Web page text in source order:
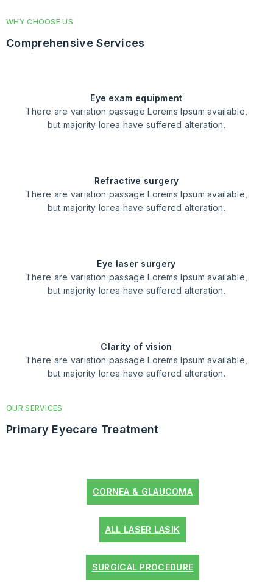
WHY CHOOSE US
Comprehensive Services
eye exam equipment
There are variation passage Lorems Ipsum available,
but majority lorea have suffered alteration.
refractive surgery
There are variation passage Lorems Ipsum available,
but majority lorea have suffered alteration.
eye laser surgery
There are variation passage Lorems Ipsum available,
but majority lorea have suffered alteration.
clarity of vision
There are variation passage Lorems Ipsum available,
but majority lorea have suffered alteration.
OUR SERVICES
Primary Eyecare Treatment
CORNEA & GLAUCOMA
ALL LASER LASIK
SURGICAL PROCEDURE